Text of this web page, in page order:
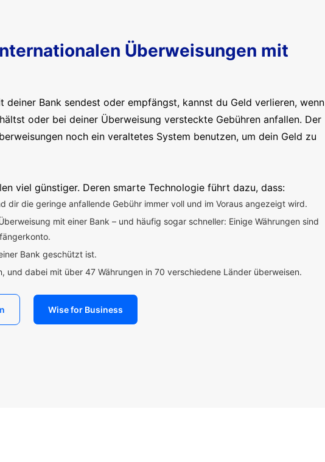
Überweisungen mit
deiner Bank sendest oder empfängst, kannst du Geld verlieren, wenn
oder bei deiner Überweisung versteckte Gebühren anfallen. Der
noch ein veraltetes System benutzen, um dein Geld zu
viel günstiger. Deren smarte Technologie führt dazu, dass:
dir die geringe anfallende Gebühr immer voll und im Voraus angezeigt wird.
mit einer Bank – und häufig sogar schneller: Einige Währungen sind
Bank geschützt ist.
und dabei mit über 47 Währungen in 70 verschiedene Länder überweisen.
Wise for Business